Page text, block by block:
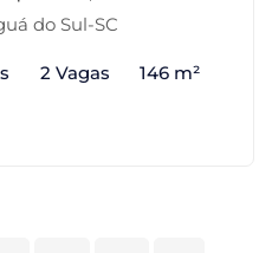
do Sul-SC
2 Vagas 146 m²